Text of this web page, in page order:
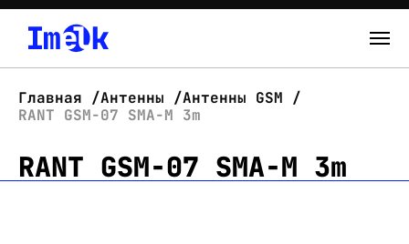
О нас
Новости
Главная Антенны
Антенны GSM
RANT GSM-07 SMA-M 3m
RANT GSM-07 SMA-M 3m